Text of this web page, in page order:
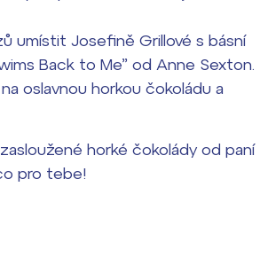
umístit Josefině Grillové s básní
Back to Me” od Anne Sexton.
oslavnou horkou čokoládu a
horké čokolády od paní
pro tebe!